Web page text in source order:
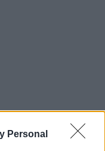
Personal